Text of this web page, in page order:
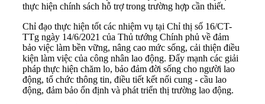
thực hiện chính sách hỗ trợ trong trường hợp cần thiết.
Chỉ đạo thực hiện tốt các nhiệm vụ tại Chỉ thị số 16/CT-
TTg ngày 14/6/2021 của Thủ tướng Chính phủ về đảm
bảo việc làm bền vững, nâng cao mức sống, cải thiện điều
kiện làm việc của công nhân lao động. Đẩy mạnh các giải
pháp thực hiện chăm lo, bảo đảm đời sống cho người lao
động, tổ chức thông tin, điều tiết kết nối cung - cầu lao
động, đảm bảo ổn định và phát triển thị trường lao động.